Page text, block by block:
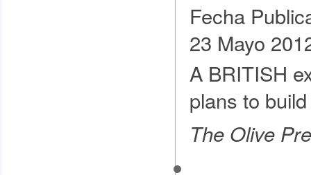
Fecha
23 Mayo
A BRITISH
plans to
The Olive